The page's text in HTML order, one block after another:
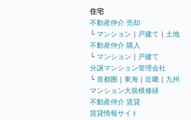
住宅
不動産仲介 売却
└ マンション ｜ 戸建て ｜ 土地
不動産仲介 購入
└ マンション ｜ 戸建て
分譲マンション管理会社
└ 首都圏 ｜ 東海 ｜ 近畿 ｜ 九州
マンション大規模修繕
不動産仲介 賃貸
賃貸情報サイト